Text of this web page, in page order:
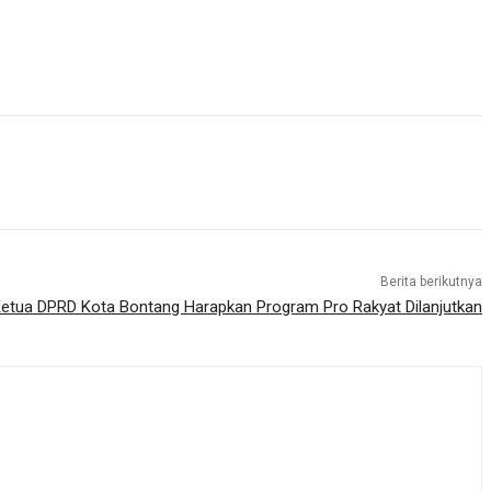
Berita berikutnya
DPRD Kota Bontang Harapkan Program Pro Rakyat Dilanjutkan